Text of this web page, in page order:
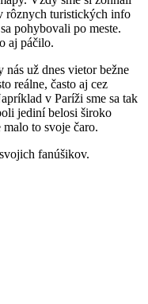
rôznych turistických info
pohybovali po meste.
aj páčilo.
už dnes vietor bežne
reálne, často aj cez
v Paríži sme sa tak
jediní belosi široko
to svoje čaro.
fanúšikov.